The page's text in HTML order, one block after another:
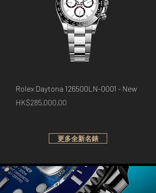
Rolex Daytona 126500LN-0001 - New
價格
HK$285,000.00
更多全新名錶